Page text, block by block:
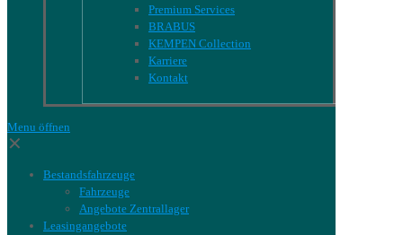
Premium Services
BRABUS
KEMPEN Collection
Karriere
Kontakt
Menu öffnen
✕
Bestandsfahrzeuge
Fahrzeuge
Angebote Zentrallager
Leasingangebote